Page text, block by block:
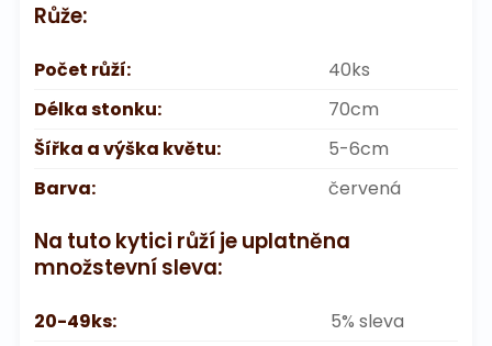
Růže:
Počet růží:
40ks
Délka stonku:
70cm
Šířka a výška květu:
5-6cm
Barva:
červená
Na tuto kytici růží je uplatněna
množstevní sleva:
20-49ks:
5% sleva